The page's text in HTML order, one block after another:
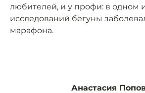
любителей, и у профи: в одном
исследований бегуны
марафона.
Анастасия